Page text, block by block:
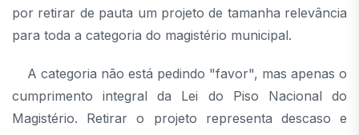
por retirar de pauta um projeto de tamanha relevância
para toda a categoria do magistério municipal.
A categoria não está pedindo "favor", mas apenas o
cumprimento integral da Lei do Piso Nacional do
Magistério. Retirar o projeto representa descaso e